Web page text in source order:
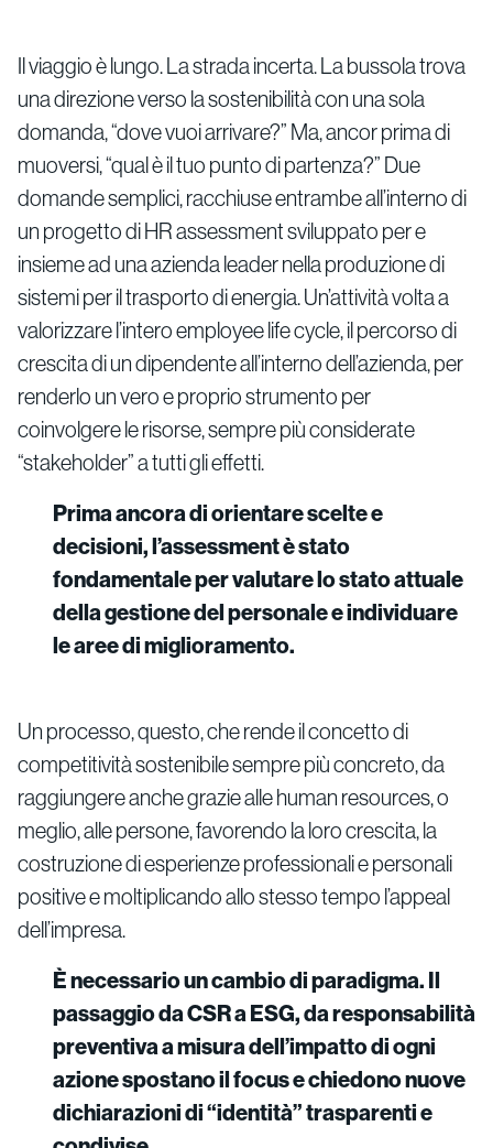
Il viaggio è lungo. La strada incerta. La bussola trova
una direzione verso la sostenibilità con una sola
domanda, “dove vuoi arrivare?” Ma, ancor prima di
muoversi, “qual è il tuo punto di partenza?” Due
domande semplici, racchiuse entrambe all’interno di
un progetto di HR assessment sviluppato per e
insieme ad una azienda leader nella produzione di
sistemi per il trasporto di energia. Un’attività volta a
valorizzare l’intero employee life cycle, il percorso di
crescita di un dipendente all’interno dell’azienda, per
renderlo un vero e proprio strumento per
coinvolgere le risorse, sempre più considerate
“stakeholder” a tutti gli effetti.
Prima ancora di orientare scelte e
decisioni, l’assessment è stato
fondamentale per valutare lo stato attuale
della gestione del personale e individuare
le aree di miglioramento.
Un processo, questo, che rende il concetto di
competitività sostenibile sempre più concreto, da
raggiungere anche grazie alle human resources, o
meglio, alle persone, favorendo la loro crescita, la
costruzione di esperienze professionali e personali
positive e moltiplicando allo stesso tempo l’appeal
dell’impresa.
È necessario un cambio di paradigma. Il
passaggio da CSR a ESG, da responsabilità
preventiva a misura dell’impatto di ogni
azione spostano il focus e chiedono nuove
dichiarazioni di “identità” trasparenti e